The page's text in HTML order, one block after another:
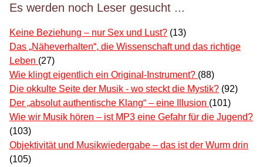
Es werden noch Leser gesucht ...
Keine Beziehung – nur Sex und Lust? (13)
Das „Näheverhalten“, die Wissenschaft und das richtige
Leben (27)
Wie klingt eigentlich ein Original-Instrument? (88)
Die okkulte Seite der Musik - wo steckt die Mystik? (92)
Der „absolut authentische Klang“ – eine Illusion (101)
Wie wir Musik hören – ist MP3 eine Gefahr für die Jugend?
(103)
Objektivität und Musikwiedergabe – das ist der Wurm drin
(105)